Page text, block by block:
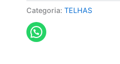
Categoria: TELHAS